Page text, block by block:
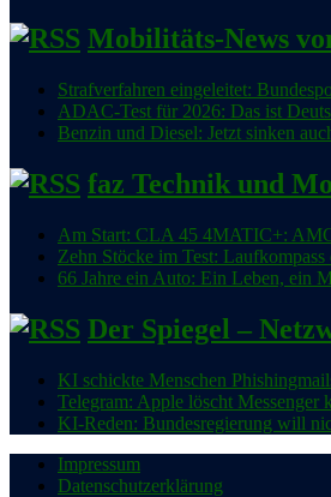
Mobilitäts-News
Strafverfahren eingeleitet:
ADAC-Test für 2026: Das ist
Benzin und Diesel: Jetzt sinken
faz Technik und
Am Start: CLA 45 4MATIC+:
Zehn Stöcke im Test: Laufkompass
66 Jahre ein Auto: Ein Leben, ein
Der Spiegel –
KI schickte Menschen
Telegram: Apple löscht Messenger
KI-Reden: Bundesregierung will
Impressum
Datenschutzerklärung